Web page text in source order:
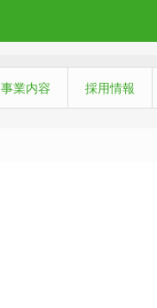
事業内容 採用情報